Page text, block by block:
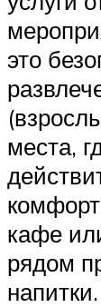
это
места,
кафе
рядом
напитки.